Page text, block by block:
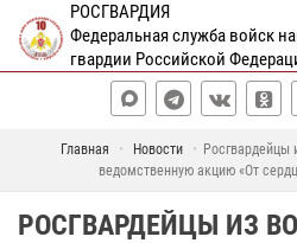
РОСГВАРДИЯ
Федеральная служба войск
гвардии Российской
Главная Новости
Росгвардейцы
ведомственную акцию «От
РОСГВАРДЕЙЦЫ ИЗ